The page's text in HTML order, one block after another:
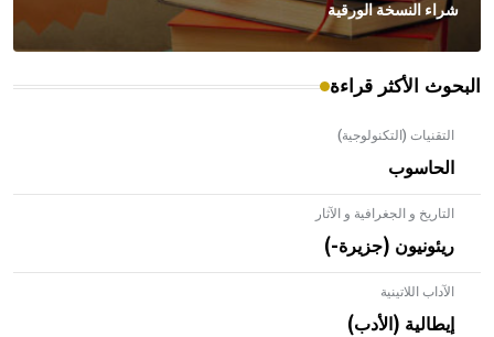
شراء النسخة الورقية
البحوث الأكثر قراءة
التقنيات (التكنولوجية)
الحاسوب
التاريخ و الجغرافية و الآثار
ريئونيون (جزيرة-)
الآداب اللاتينية
إيطالية (الأدب)